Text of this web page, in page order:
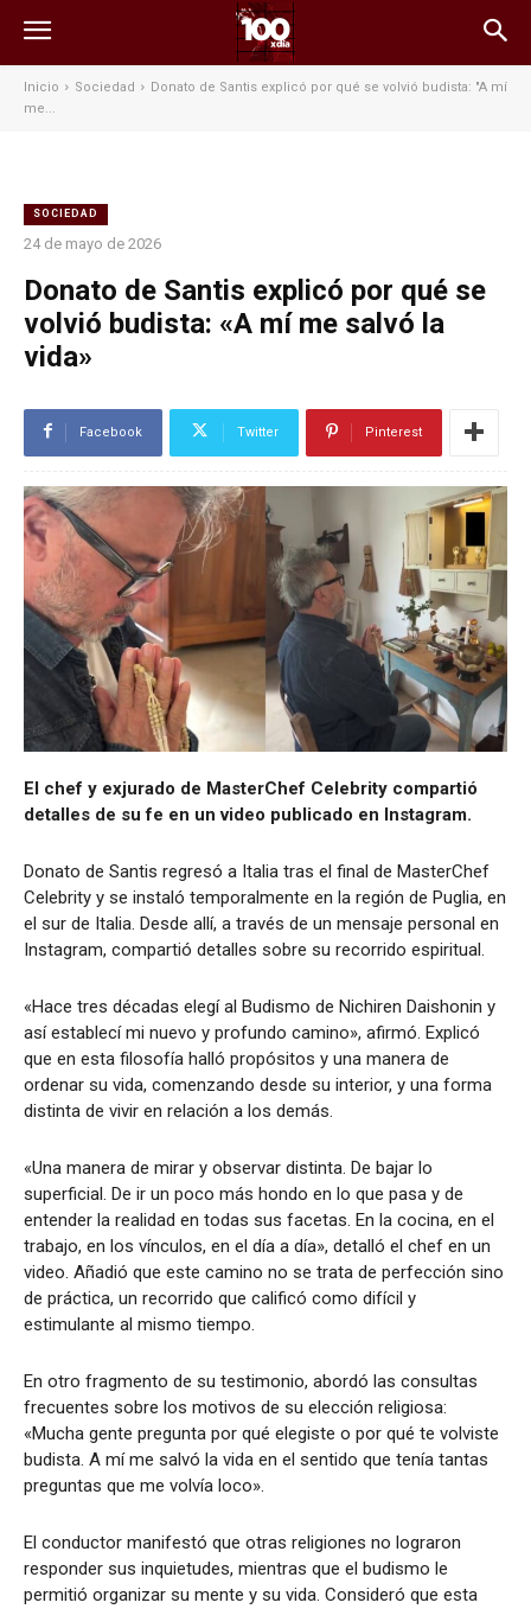
Inicio Sociedad
Donato de Santis explicó por qué se volvió budista: "A mí
me...
SOCIEDAD
24 de mayo de 2026
Donato de Santis explicó por qué se
volvió budista: «A mí me salvó la
vida»
Facebook Twitter Pinterest
El chef y exjurado de MasterChef Celebrity compartió
detalles de su fe en un video publicado en Instagram.
Donato de Santis regresó a Italia tras el final de MasterChef
Celebrity y se instaló temporalmente en la región de Puglia, en
el sur de Italia. Desde allí, a través de un mensaje personal en
Instagram, compartió detalles sobre su recorrido espiritual.
«Hace tres décadas elegí al Budismo de Nichiren Daishonin y
así establecí mi nuevo y profundo camino», afirmó. Explicó
que en esta filosofía halló propósitos y una manera de
ordenar su vida, comenzando desde su interior, y una forma
distinta de vivir en relación a los demás.
«Una manera de mirar y observar distinta. De bajar lo
superficial. De ir un poco más hondo en lo que pasa y de
entender la realidad en todas sus facetas. En la cocina, en el
trabajo, en los vínculos, en el día a día», detalló el chef en un
video. Añadió que este camino no se trata de perfección sino
de práctica, un recorrido que calificó como difícil y
estimulante al mismo tiempo.
En otro fragmento de su testimonio, abordó las consultas
frecuentes sobre los motivos de su elección religiosa:
«Mucha gente pregunta por qué elegiste o por qué te volviste
budista. A mí me salvó la vida en el sentido que tenía tantas
preguntas que me volvía loco».
El conductor manifestó que otras religiones no lograron
responder sus inquietudes, mientras que el budismo le
permitió organizar su mente y su vida. Consideró que esta